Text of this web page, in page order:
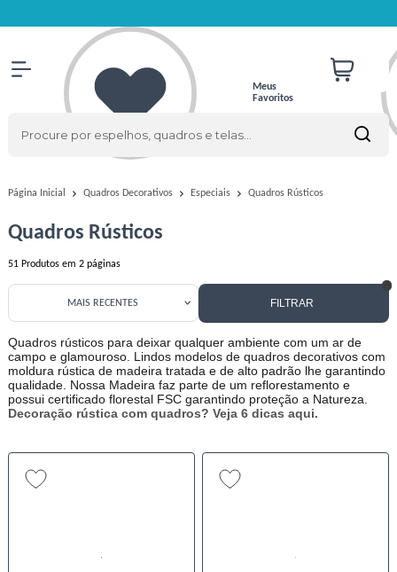
Meus
Favoritos
Página Inicial Quadros Decorativos Especiais Quadros Rústicos
Quadros Rústicos
51 Produtos em 2 páginas
FILTRAR
MAIS RECENTES
Quadros rústicos para deixar qualquer ambiente com um ar de
campo e glamouroso. Lindos modelos de quadros decorativos com
moldura rústica de madeira tratada e de alto padrão lhe garantindo
qualidade. Nossa Madeira faz parte de um reflorestamento e
possui certificado florestal FSC garantindo proteção a Natureza.
Decoração rústica com quadros? Veja 6 dicas aqui.